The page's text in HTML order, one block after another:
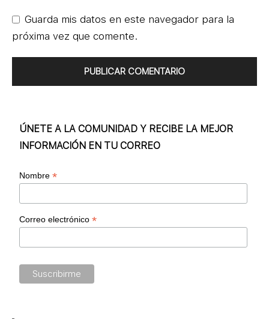
Guarda mis datos en este navegador para la
próxima vez que comente.
ÚNETE A LA COMUNIDAD Y RECIBE LA MEJOR
INFORMACIÓN EN TU CORREO
Nombre*
Correo electrónico*